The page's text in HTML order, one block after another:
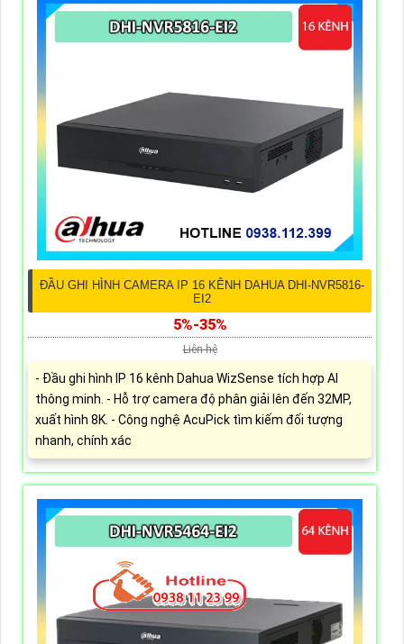
ĐẦU GHI HÌNH CAMERA IP 16 KÊNH DAHUA DHI-NVR5816-
EI2
5%-35%
Liên hệ
- Đầu ghi hình IP 16 kênh Dahua WizSense tích hợp AI
thông minh. - Hỗ trợ camera độ phân giải lên đến 32MP,
xuất hình 8K. - Công nghệ AcuPick tìm kiếm đối tượng
nhanh, chính xác